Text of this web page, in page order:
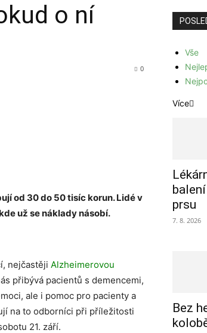
o ní
0
od 30 do 50 tisíc korun. Lidé v
už se náklady násobí.
nejčastěji Alzheimerovou
přibývá pacientů s demencemi,
ale i pomoc pro pacienty a
na to odborníci při příležitosti
21. září.
Vše
Více
prsu
7. 8. 2026
Bez